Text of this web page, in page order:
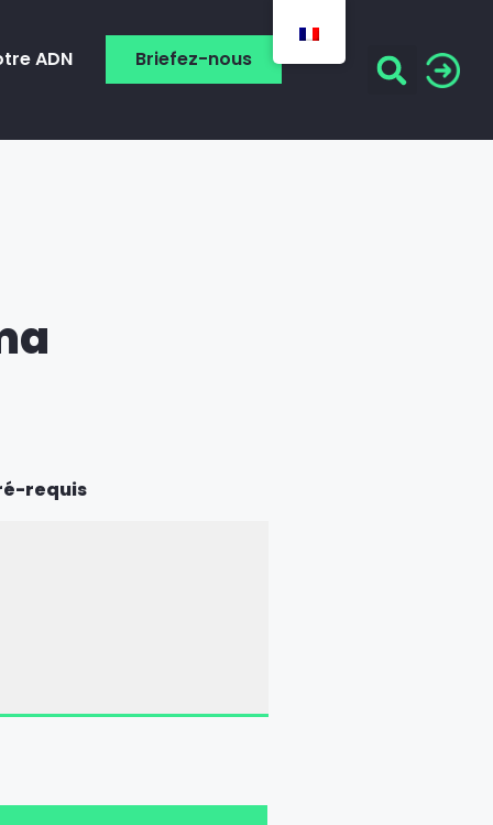
ADN Briefez-nous
requis